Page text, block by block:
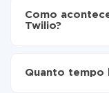
Como
Twilio?
Twilio
Quanto tempo